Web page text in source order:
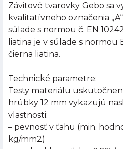
Závitové tvarovky Gebo sa
kvalitatívneho označenia
súlade s normou č. EN
liatina je v súlade s normou
čierna liatina.
Technické parametre:
Testy materiálu
hrúbky 12 mm vykazujú
vlastnosti:
– pevnosť v ťahu (min.
kg/mm2)